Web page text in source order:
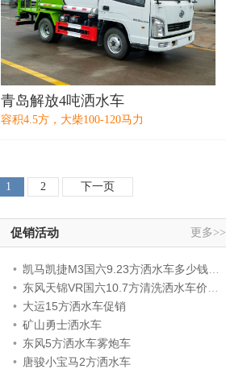
青岛解放4吨洒水车
容积4.5方，大柴100-120马力
1 2 下一页
促销活动 更多>>
• 凯马凯捷M3国六9.23方洒水车多少钱一辆？
• 东风天锦VR国六10.7方清洗洒水车价格多少钱？
• 大运15方洒水车促销
• 矿山勇士洒水车
• 东风5方洒水车雾炮车
• 唐骏小宝马2方洒水车